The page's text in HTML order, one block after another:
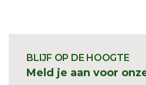
BLIJF OP DE HOOGTE
Meld je aan voor